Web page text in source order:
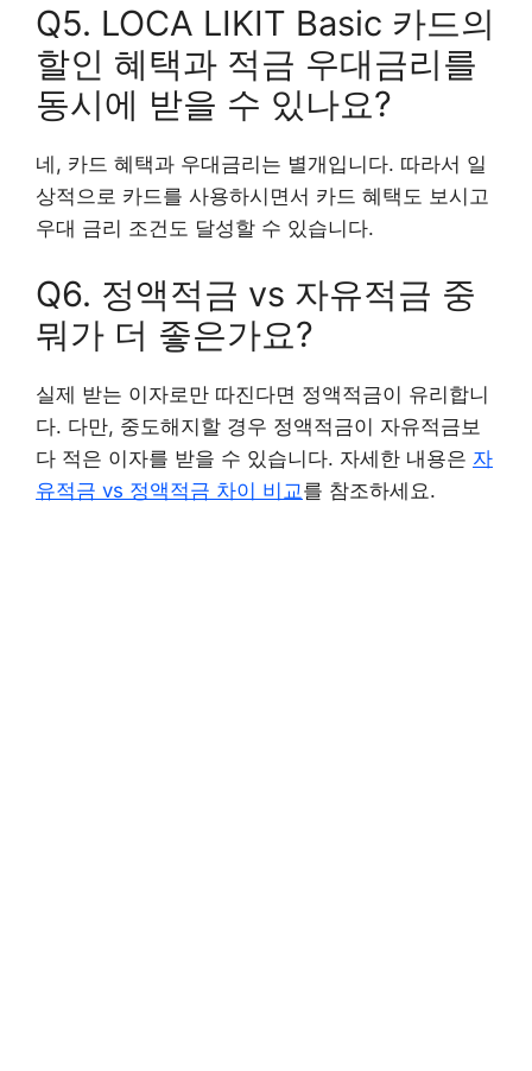
Q5. LOCA LIKIT Basic 카드의
할인 혜택과 적금 우대금리를
동시에 받을 수 있나요?
네, 카드 혜택과 우대금리는 별개입니다. 따라서 일
상적으로 카드를 사용하시면서 카드 혜택도 보시고
우대 금리 조건도 달성할 수 있습니다.
Q6. 정액적금 vs 자유적금 중
뭐가 더 좋은가요?
실제 받는 이자로만 따진다면 정액적금이 유리합니
다. 다만, 중도해지할 경우 정액적금이 자유적금보
다 적은 이자를 받을 수 있습니다. 자세한 내용은 자
유적금 vs 정액적금 차이 비교를 참조하세요.